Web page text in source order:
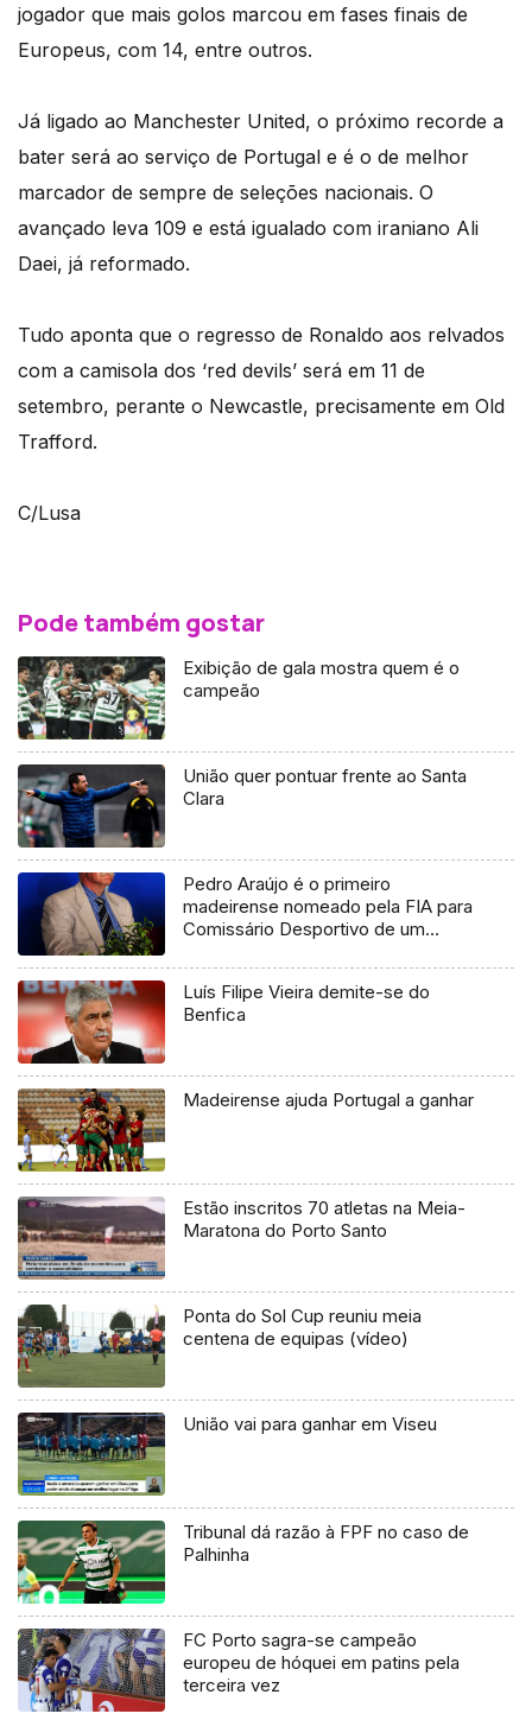
jogador que mais golos marcou em fases finais de
Europeus, com 14, entre outros.
Já ligado ao Manchester United, o próximo recorde a
bater será ao serviço de Portugal e é o de melhor
marcador de sempre de seleções nacionais. O
avançado leva 109 e está igualado com iraniano Ali
Daei, já reformado.
Tudo aponta que o regresso de Ronaldo aos relvados
com a camisola dos ‘red devils’ será em 11 de
setembro, perante o Newcastle, precisamente em Old
Trafford.
C/Lusa
Pode também gostar
Exibição de gala mostra quem é o
campeão
União quer pontuar frente ao Santa
Clara
Pedro Araújo é o primeiro
madeirense nomeado pela FIA para
Comissário Desportivo de um
Luís Filipe Vieira demite-se do
Benfica
Madeirense ajuda Portugal a ganhar
Estão inscritos 70 atletas na Meia-
Maratona do Porto Santo
Ponta do Sol Cup reuniu meia
centena de equipas (vídeo)
União vai para ganhar em Viseu
Tribunal dá razão à FPF no caso de
Palhinha
FC Porto sagra-se campeão
europeu de hóquei em patins pela
terceira vez